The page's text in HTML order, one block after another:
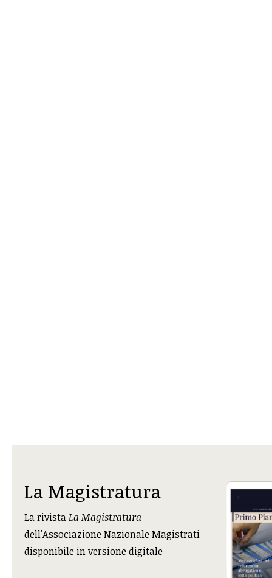
La Magistratura
La rivistaLa Magistratura
dell'Associazione Nazionale Magistrati
disponibile in versione digitale